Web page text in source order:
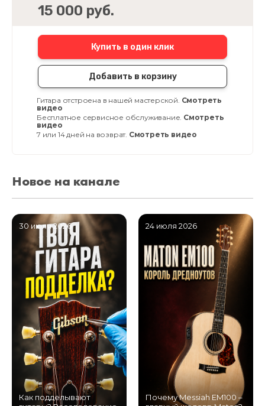
15 000 руб.
Купить в один клик
Добавить в корзину
Гитара отстроена в нашей мастерской. Смотреть
видео
Бесплатное сервисное обслуживание. Смотреть
видео
7 или 14 дней на возврат. Смотреть видео
Новое на канале
30 июля 2026
Как подделывают
24 июля 2026
Почему Messiah EM100 –